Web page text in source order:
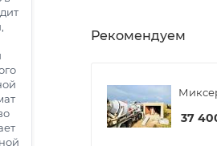
Рекомендуем
37